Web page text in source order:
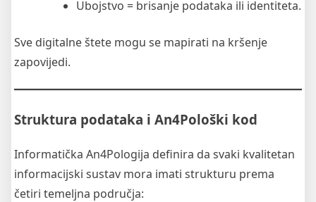
Ubojstvo = brisanje podataka ili identiteta.
Sve digitalne štete mogu se mapirati na kršenje
zapovijedi.
Struktura podataka i An4Pološki kod
Informatička An4Pologija definira da svaki kvalitetan
informacijski sustav mora imati strukturu prema
četiri temeljna područja: